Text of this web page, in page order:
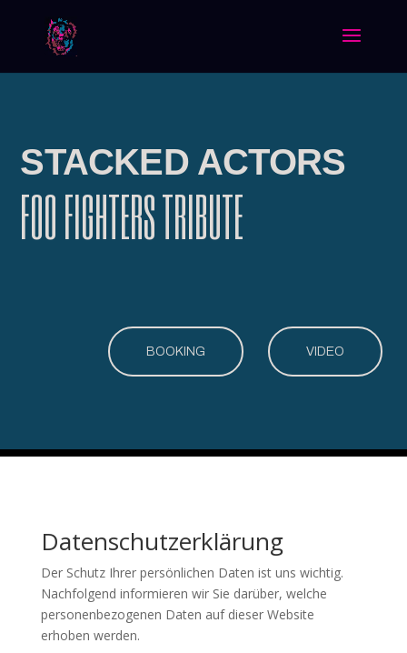
STACKED ACTORS
FOO FIGHTERS TRIBUTE
BOOKING VIDEO
Datenschutzerklärung
Der Schutz Ihrer persönlichen Daten ist uns wichtig.
Nachfolgend informieren wir Sie darüber, welche
personenbezogenen Daten auf dieser Website
erhoben werden.